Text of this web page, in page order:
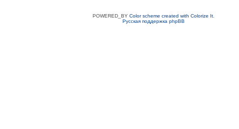
POWERED_BY Color scheme created with Colorize It.
Русская поддержка phpBB